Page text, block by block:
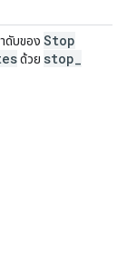
ดับของ Stop
ด้วย stop